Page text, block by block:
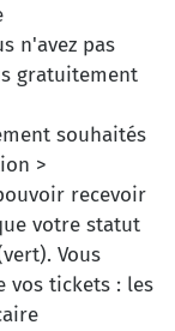
n'avez pas
gratuitement
souhaités
>
recevoir
votre statut
Vous
vos tickets : les